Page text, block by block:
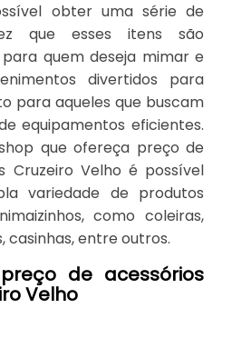
obter uma série de
que esses itens são
quem deseja mimar e
divertidos para
para aqueles que buscam
equipamentos eficientes.
que ofereça preço de
Cruzeiro Velho é possível
variedade de produtos
como coleiras,
casinhas, entre outros.
de acessórios
Velho